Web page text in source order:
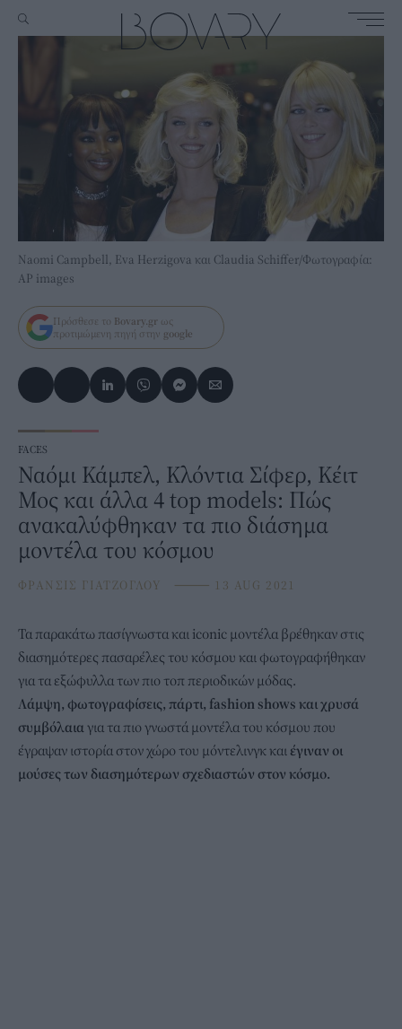
Naomi Campbell, Eva Herzigova και Claudia Schiffer/Φωτογραφία:
ΑP images
Πρόσθεσε το Bovary.gr ως
προτιμώμενη πηγή στην google
FACES
Ναόμι Κάμπελ, Κλόντια Σίφερ, Κέιτ
Μος και άλλα 4 top models: Πώς
ανακαλύφθηκαν τα πιο διάσημα
μοντέλα του κόσμου
ΦΡΑΝΣΙΣ ΓΙΑΤΖΟΓΛΟΥ ⸻ 13 AUG 2021
Τα παρακάτω πασίγνωστα και iconic μοντέλα βρέθηκαν στις
διασημότερες πασαρέλες του κόσμου και φωτογραφήθηκαν
για τα εξώφυλλα των πιο τοπ περιοδικών μόδας.
Λάμψη, φωτογραφίσεις, πάρτι, fashion shows και χρυσά
συμβόλαιαγια τα πιο γνωστά μοντέλα του κόσμου που
έγραψαν ιστορία στον χώρο του μόντελινγκ και έγιναν οι
μούσες των διασημότερων σχεδιαστών στον κόσμο.